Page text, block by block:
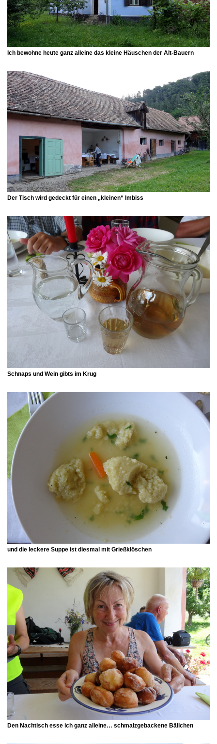
Ich bewohne heute ganz alleine das kleine Häuschen der Alt-Bauern
Der Tisch wird gedeckt für einen „kleinen“ Imbiss
Schnaps und Wein gibts im Krug
und die leckere Suppe ist diesmal mit Grießklöschen
Den Nachtisch esse ich ganz alleine… schmalzgebackene Bällchen